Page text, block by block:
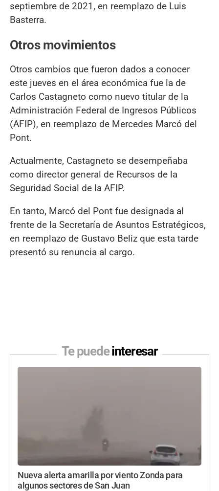
septiembre de 2021, en reemplazo de Luis
Basterra.
Otros movimientos
Otros cambios que fueron dados a conocer
este jueves en el área económica fue la de
Carlos Castagneto como nuevo titular de la
Administración Federal de Ingresos Públicos
(AFIP), en reemplazo de Mercedes Marcó del
Pont.
Actualmente, Castagneto se desempeñaba
como director general de Recursos de la
Seguridad Social de la AFIP.
En tanto, Marcó del Pont fue designada al
frente de la Secretaría de Asuntos Estratégicos,
en reemplazo de Gustavo Beliz que esta tarde
presentó su renuncia al cargo.
Te puedeinteresar
Nueva alerta amarilla por viento Zonda para
algunos sectores de San Juan